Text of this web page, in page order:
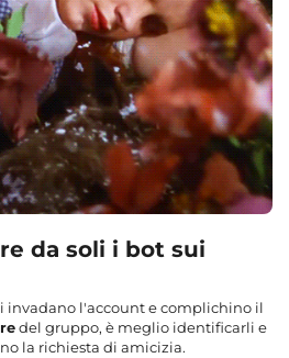
da soli i bot sui
invadano l'account e complichino il
del gruppo, è meglio identificarli e
la richiesta di amicizia.